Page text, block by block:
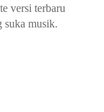
versi terbaru
suka musik.